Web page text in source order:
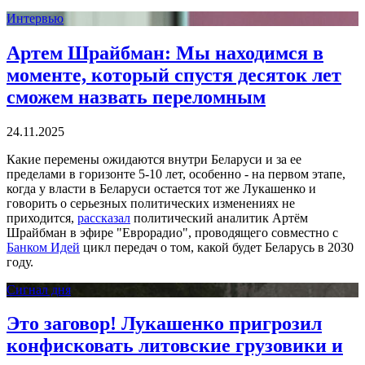
Интервью
Артем Шрайбман: Мы находимся в
моменте, который спустя десяток лет
сможем назвать переломным
24.11.2025
Какие перемены ожидаются внутри Беларуси и за ее
пределами в горизонте 5-10 лет, особенно - на первом этапе,
когда у власти в Беларуси остается тот же Лукашенко и
говорить о серьезных политических изменениях не
приходится, рассказал политический аналитик Артём
Шрайбман в эфире "Еврорадио", проводящего совместно с
Банком Идей цикл передач о том, какой будет Беларусь в 2030
году.
Сигнал дня
Это заговор! Лукашенко пригрозил
конфисковать литовские грузовики и